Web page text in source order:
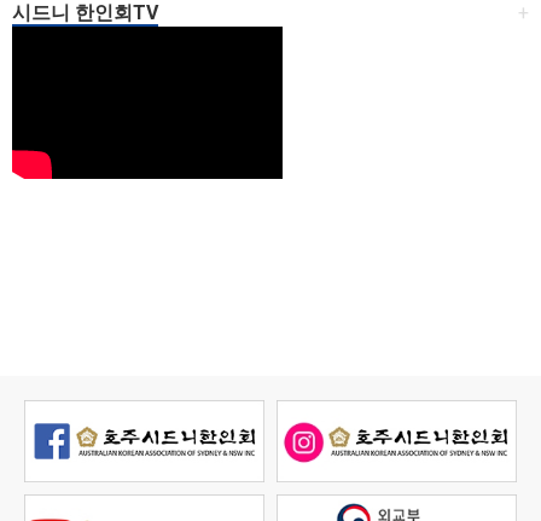
+
시드니 한인회TV